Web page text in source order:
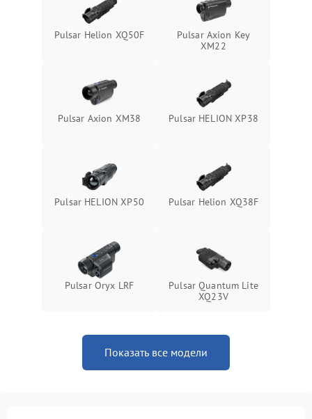
Проблемы с заземлением Подробнее →
Подробнее →
Неисправность кнопок
Подробнее →
Pulsar Helion XQ50F
Pulsar Axion Key
XM22
Pulsar Axion XM38 Pulsar HELION XP38
Pulsar HELION XP50 Pulsar Helion XQ38F
Pulsar Oryx LRF
Pulsar Quantum Lite
XQ23V
Показать все модели